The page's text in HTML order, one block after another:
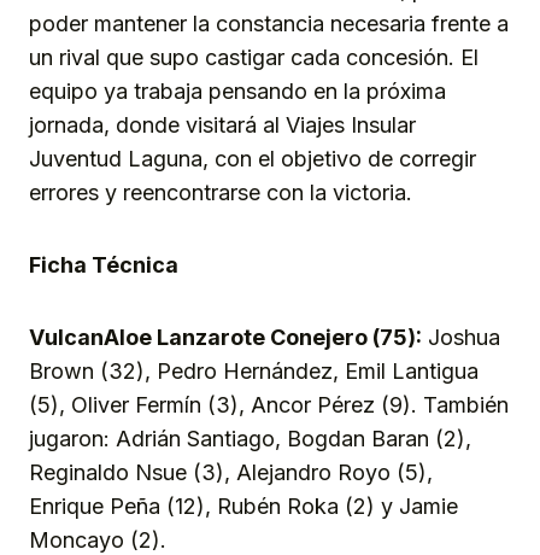
poder mantener la constancia necesaria frente a
un rival que supo castigar cada concesión. El
equipo ya trabaja pensando en la próxima
jornada, donde visitará al Viajes Insular
Juventud Laguna, con el objetivo de corregir
errores y reencontrarse con la victoria.
Ficha Técnica
VulcanAloe Lanzarote Conejero (75): Joshua
Brown (32), Pedro Hernández, Emil Lantigua
(5), Oliver Fermín (3), Ancor Pérez (9). También
jugaron: Adrián Santiago, Bogdan Baran (2),
Reginaldo Nsue (3), Alejandro Royo (5),
Enrique Peña (12), Rubén Roka (2) y Jamie
Moncayo (2).